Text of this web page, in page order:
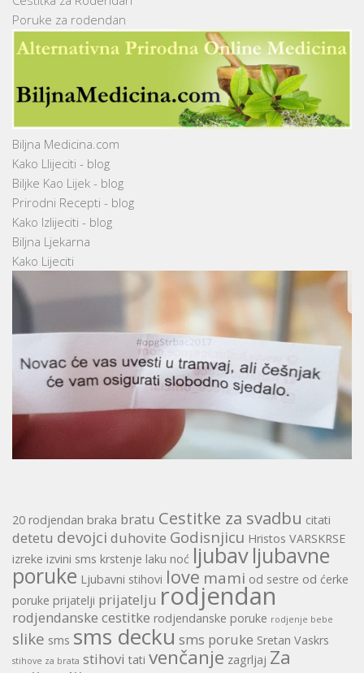
Poruke za rodendan
Biljna Medicina.com
Kako Llijeciti - blog
Biljke Kao Lijek - blog
Prirodni Recepti - blog
Kako Izlijeciti - blog
Biljna Ljekarna
Kako Lijeciti
20 rodjendan braka bratu Cestitke za svadbu citati
detetu devojci duhovite Godisnjicu Hristos VARSKRSE
izreke izvini sms krstenje laku noć ljubavljubavne
poruke Ljubavni stihovi love mami od sestre od ćerke
poruke prijatelji prijatelju rodjendan
rodjendanske cestitke rodjendanske poruke rodjenje bebe
slike sms sms decku sms poruke Sretan Vaskrs
stihove za brata stihovi tati venčanje zagrljaj Za